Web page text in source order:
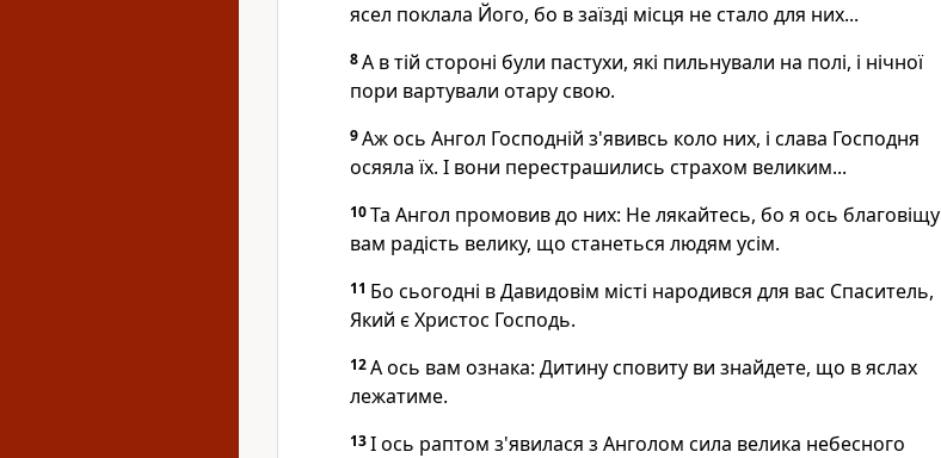
ясел поклала Його, бо в заїзді місця не стало для них...
8А в тій стороні були пастухи, які пильнували на полі, і нічної
пори вартували отару свою.
9Аж ось Ангол Господній з'явивсь коло них, і слава Господня
осяяла їх. І вони перестрашились страхом великим...
10Та Ангол промовив до них: Не лякайтесь, бо я ось благовіщу
вам радість велику, що станеться людям усім.
11 Бо сьогодні в Давидовім місті народився для вас Спаситель,
Який є Христос Господь.
12А ось вам ознака: Дитину сповиту ви знайдете, що в яслах
лежатиме.
13І ось раптом з'явилася з Анголом сила велика небесного